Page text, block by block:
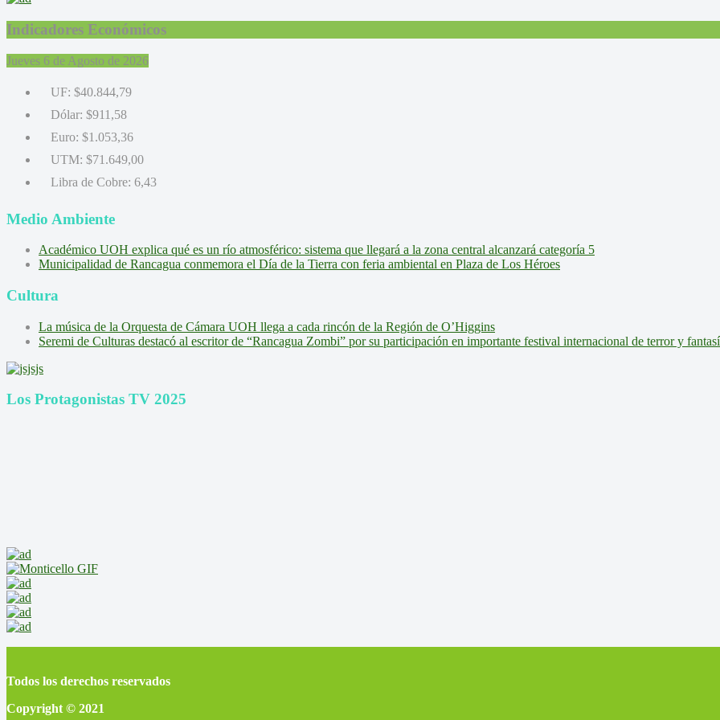
Indicadores Económicos
Jueves 6 de Agosto de 2026
UF: $40.844,79
Dólar: $911,58
Euro: $1.053,36
UTM: $71.649,00
Libra de Cobre: 6,43
Medio Ambiente
Académico UOH explica qué es un río atmosférico: sistema que llegará a la zona central alcanzará categoría 5
Municipalidad de Rancagua conmemora el Día de la Tierra con feria ambiental en Plaza de Los Héroes
Cultura
La música de la Orquesta de Cámara UOH llega a cada rincón de la Región de O’Higgins
Seremi de Culturas destacó al escritor de “Rancagua Zombi” por su participación en importante festival internacional de terror y
Los Protagonistas TV 2025
Todos los derechos reservados
Copyright © 2021